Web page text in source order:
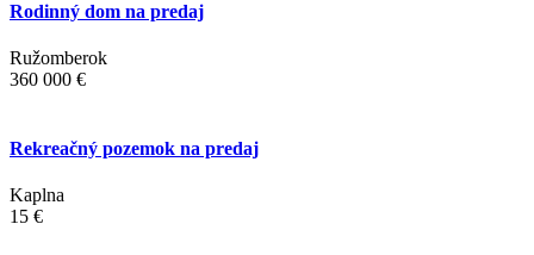
Rodinný dom na predaj
Ružomberok
360 000 €
Rekreačný pozemok na predaj
Kaplna
15 €